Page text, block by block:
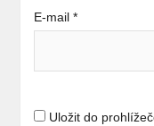
E-mail*
Uložit do